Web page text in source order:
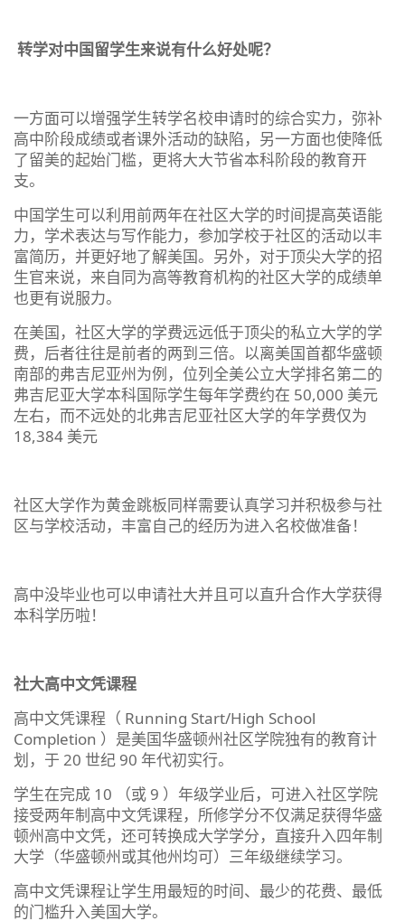
转学对中国留学生来说有什么好处呢？
一方面可以增强学生转学名校申请时的综合实力，弥补
高中阶段成绩或者课外活动的缺陷，另一方面也使降低
了留美的起始门槛，更将大大节省本科阶段的教育开
支。
中国学生可以利用前两年在社区大学的时间提高英语能
力，学术表达与写作能力，参加学校于社区的活动以丰
富简历，并更好地了解美国。另外，对于顶尖大学的招
生官来说，来自同为高等教育机构的社区大学的成绩单
也更有说服力。
在美国，社区大学的学费远远低于顶尖的私立大学的学
费，后者往往是前者的两到三倍。以离美国首都华盛顿
南部的弗吉尼亚州为例，位列全美公立大学排名第二的
弗吉尼亚大学本科国际学生每年学费约在 50,000 美元
左右，而不远处的北弗吉尼亚社区大学的年学费仅为
18,384 美元
社区大学作为黄金跳板同样需要认真学习并积极参与社
区与学校活动，丰富自己的经历为进入名校做准备！
高中没毕业也可以申请社大并且可以直升合作大学获得
本科学历啦！
社大高中文凭课程
高中文凭课程（ Running Start/High School
Completion ）是美国华盛顿州社区学院独有的教育计
划，于 20 世纪 90 年代初实行。
学生在完成 10 （或 9 ）年级学业后，可进入社区学院
接受两年制高中文凭课程，所修学分不仅满足获得华盛
顿州高中文凭，还可转换成大学学分，直接升入四年制
大学（华盛顿州或其他州均可）三年级继续学习。
高中文凭课程让学生用最短的时间、最少的花费、最低
的门槛升入美国大学。